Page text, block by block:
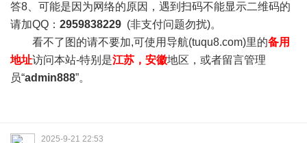
答8、可能是因为网络的原因，遇到扫码不能显示二维码的
请加QQ： 2959838229 (非支付问题勿扰)。
看不了图的请不要加,可使用导航(tuqu8.com)里的备用
地址访问本站-特别是江苏，安徽地区，或者留言管理
员“admin888”。
2025-9-21 22:53